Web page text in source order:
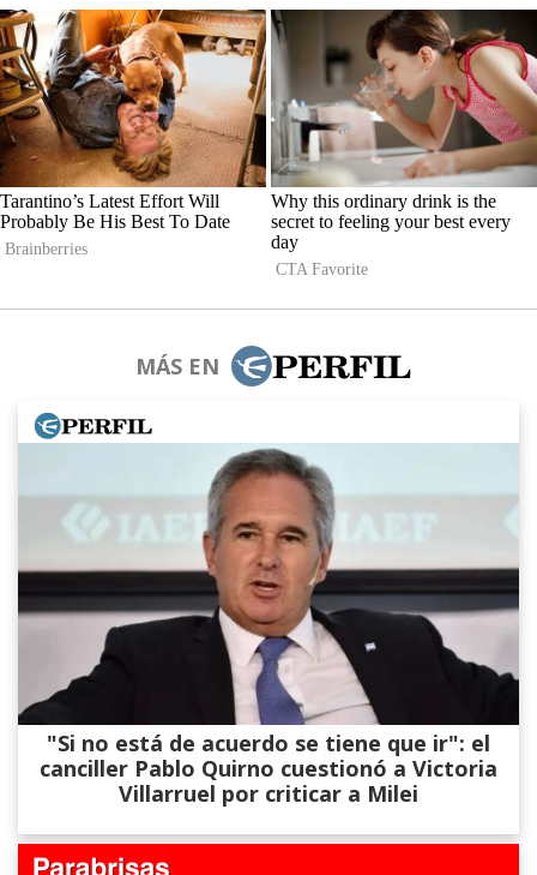
MÁS EN
"Si no está de acuerdo se tiene que ir": el
canciller Pablo Quirno cuestionó a Victoria
Villarruel por criticar a Milei